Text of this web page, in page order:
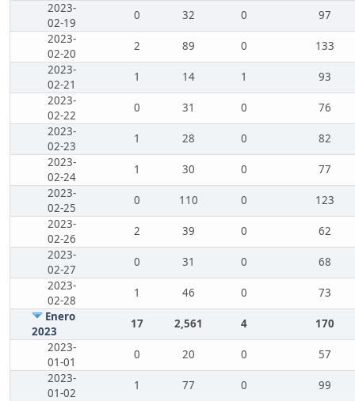
2023-
02-19
0 32 0
97
2023-
02-20
2 89 0
133
2023-
02-21
1 14 1
93
2023-
02-22
0 31 0
76
2023-
02-23
1 28 0
82
2023-
02-24
1 30 0
77
2023-
02-25
0 110 0
123
2023-
02-26
2 39 0
62
2023-
02-27
0 31 0
68
2023-
02-28
1 46 0
73
Enero
2023
17 2,561 4
170
2023-
01-01
0 20 0
57
2023-
01-02
1 77 0
99